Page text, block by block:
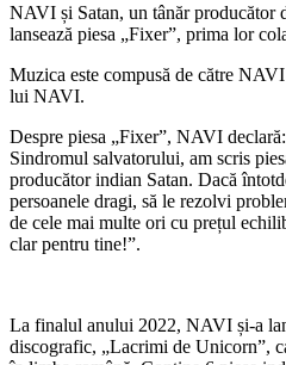
NAVI și Satan, un tânăr producător
lansează piesa „Fixer”, prima lor
Muzica este compusă de către
lui NAVI.
Despre piesa „Fixer”, NAVI
Sindromul salvatorului, am scris
producător indian Satan. Dacă
persoanele dragi, să le rezolvi
de cele mai multe ori cu prețul
clar pentru tine!”.
La finalul anului 2022, NAVI și-a
discografic, „Lacrimi de Unicorn”,